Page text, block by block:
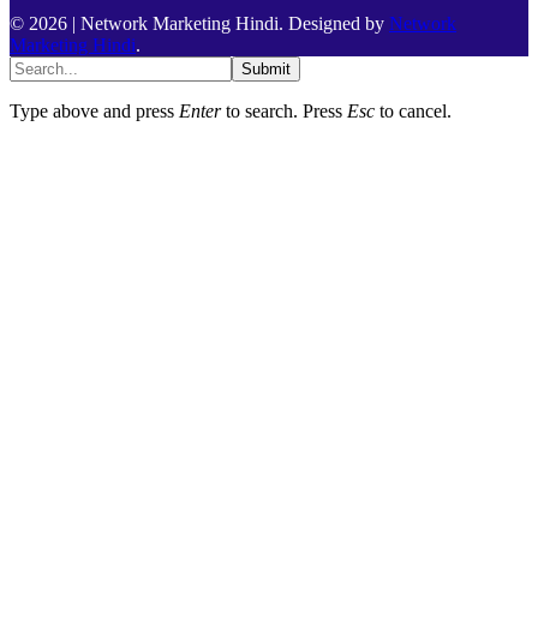
© 2026 | Network Marketing Hindi. Designed by Network
Marketing Hindi.
Submit
Type above and press Enterto search. Press Esc to cancel.